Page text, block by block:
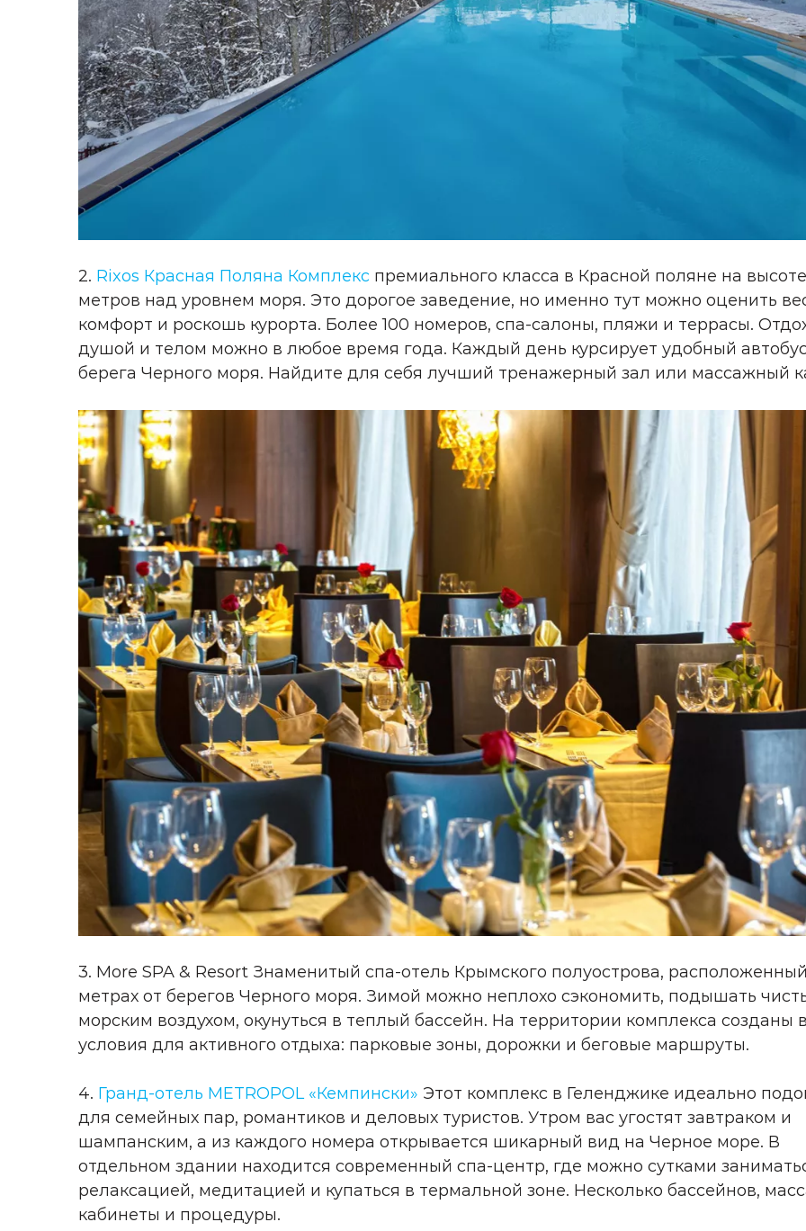
2. Rixos Красная Поляна Комплекс премиального класса в Красной поляне на
метров над уровнем моря. Это дорогое заведение, но именно тут можно оценить
комфорт и роскошь курорта. Более 100 номеров, спа-салоны, пляжи и террасы.
душой и телом можно в любое время года. Каждый день курсирует удобный
берега Черного моря. Найдите для себя лучший тренажерный зал или массажный
3. More SPA & Resort Знаменитый спа-отель Крымского полуострова,
метрах от берегов Черного моря. Зимой можно неплохо сэкономить, подышать
морским воздухом, окунуться в теплый бассейн. На территории комплекса созданы
условия для активного отдыха: парковые зоны, дорожки и беговые маршруты.
4. Гранд-отель METROPOL «Кемпински» Этот комплекс в Геленджике идеально
для семейных пар, романтиков и деловых туристов. Утром вас угостят завтраком и
шампанским, а из каждого номера открывается шикарный вид на Черное море. В
отдельном здании находится современный спа-центр, где можно сутками
релаксацией, медитацией и купаться в термальной зоне. Несколько бассейнов,
кабинеты и процедуры.